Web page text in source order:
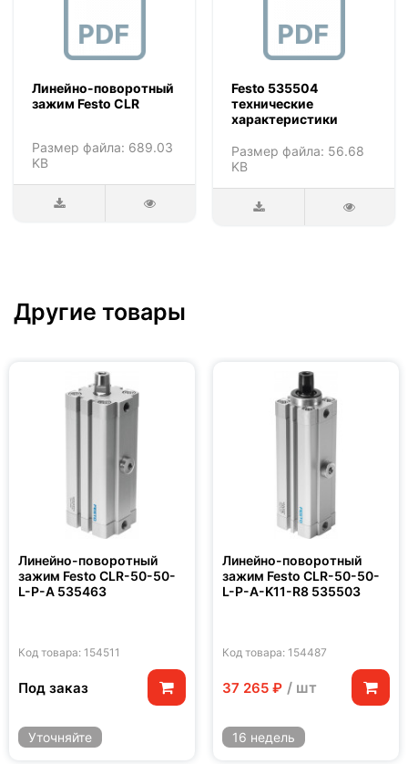
Линейно-поворотный
зажим Festo CLR
Размер файла: 689.03
KB
Festo 535504
технические
характеристики
Размер файла: 56.68
KB
Другие товары
Линейно-поворотный
зажим Festo CLR-50-50-
L-P-A 535463
Код товара: 154511
Под заказ
Уточняйте
Линейно-поворотный
зажим Festo CLR-50-50-
L-P-A-K11-R8 535503
Код товара: 154487
37 265 ₽ / шт
16 недель